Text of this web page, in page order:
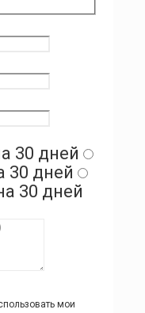
30 дней
30 дней
30 дней
мои